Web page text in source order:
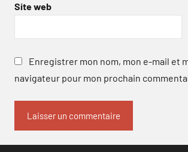
Site web
Enregistrer mon nom, mon e-mail et
navigateur pour mon prochain